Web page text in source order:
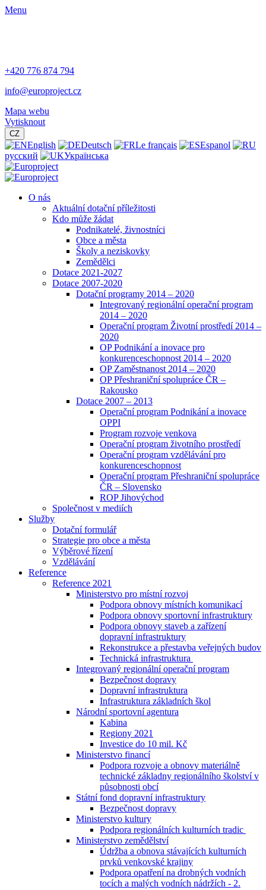
Menu
+420 776 874 794
info@europroject.cz
Mapa webu
Vytisknout
CZ
English Deutsch Le français
Espanol
русский
Українська
O nás
Aktuální dotační příležitosti
Kdo může žádat
Podnikatelé, živnostníci
Obce a města
Školy a neziskovky
Zemědělci
Dotace 2021-2027
Dotace 2007-2020
Dotační programy 2014 – 2020
Integrovaný regionální operační program
2014 – 2020
Operační program Životní prostředí 2014 –
2020
OP Podnikání a inovace pro
konkurenceschopnost 2014 – 2020
OP Zaměstnanost 2014 – 2020
OP Přeshraniční spolupráce ČR –
Rakousko
Dotace 2007 – 2013
Operační program Podnikání a inovace
OPPI
Program rozvoje venkova
Operační program životního prostředí
Operační program vzdělávání pro
konkurenceschopnost
Operační program Přeshraniční spolupráce
ČR – Slovensko
ROP Jihovýchod
Společnost v mediích
Služby
Dotační formulář
Strategie pro obce a města
Výběrové řízení
Vzdělávání
Reference
Reference 2021
Ministerstvo pro místní rozvoj
Podpora obnovy místních komunikací
Podpora obnovy sportovní infrastruktury
Podpora obnovy staveb a zařízení
dopravní infrastruktury
Rekonstrukce a přestavba veřejných budov
Technická infrastruktura
Integrovaný regionální operační program
Bezpečnost dopravy
Dopravní infrastruktura
Infrastruktura základních škol
Národní sportovní agentura
Kabina
Regiony 2021
Investice do 10 mil. Kč
Ministerstvo financí
Podpora rozvoje a obnovy materiálně
technické základny regionálního školství v
působnosti obcí
Státní fond dopravní infrastruktury
Bezpečnost dopravy
Ministerstvo kultury
Podpora regionálních kulturních tradic
Ministerstvo zemědělství
Údržba a obnova stávajících kulturních
prvků venkovské krajiny
Podpora opatření na drobných vodních
tocích a malých vodních nádržích - 2.